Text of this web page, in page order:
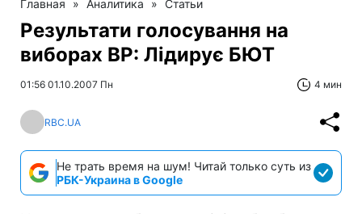
Главная » Аналитика » Статьи
Результати голосування на
виборах ВР: Лідирує БЮТ
01:56 01.10.2007 Пн 4 мин
RBC.UA
Не трать время на шум! Читай только суть из
РБК-Украина в Google